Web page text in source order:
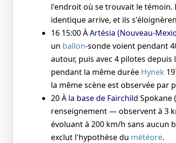
l'endroit où se trouvait le
identique arrive, et ils
16 15:00ÀArtésia (Nouveau-
un ballon-sonde voient pendant
autour, puis avec 4 pilotes
pendant la même durée Hynek
la même scène est observée par
20À la base de Fairchild Spokane
renseignement — observent à 3
évoluant à 200 km/h sans aucun
exclut l'hypothèse du météore.